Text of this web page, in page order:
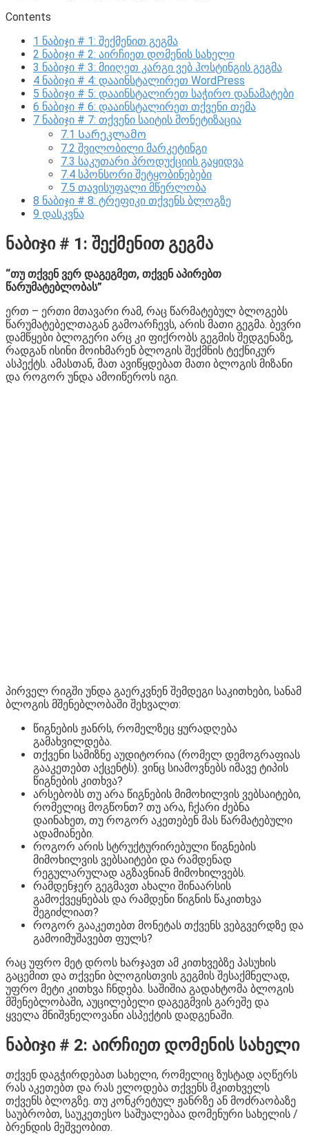
Contents
1 ნაბიჯი # 1: შექმენით გეგმა
2 ნაბიჯი # 2: აირჩიეთ დომენის სახელი
3 ნაბიჯი # 3: მიიღეთ კარგი ვებ ჰოსტინგის გეგმა
4 ნაბიჯი # 4: დააინსტალირეთ WordPress
5 ნაბიჯი # 5: დააინსტალირეთ საჭირო დანამატები
6 ნაბიჯი # 6: დააინსტალირეთ თქვენი თემა
7 ნაბიჯი # 7: თქვენი საიტის მონეტიზაცია
7.1 Სარეკლამო
7.2 შვილობილი მარკეტინგი
7.3 საკუთარი პროდუქციის გაყიდვა
7.4 სპონსორი შეტყობინებები
7.5 თავისუფალი მწერლობა
8 ნაბიჯი # 8: ტრეფიკი თქვენს ბლოგზე
9 დასკვნა
ნაბიჯი # 1: შექმენით გეგმა
“თუ თქვენ ვერ დაგეგმეთ, თქვენ აპირებთ
წარუმატებლობას”
ერთ – ერთი მთავარი რამ, რაც წარმატებულ ბლოგებს
წარუმატებელთაგან გამოარჩევს, არის მათი გეგმა. ბევრი
დამწყები ბლოგერი არც კი ფიქრობს გეგმის შედგენაზე,
რადგან ისინი მოიხმარენ ბლოგის შექმნის ტექნიკურ
ასპექტს. ამასთან, მათ ავიწყდებათ მათი ბლოგის მიზანი
და როგორ უნდა ამოიწეროს იგი.
პირველ რიგში უნდა გაერკვნენ შემდეგი საკითხები, სანამ
ბლოგის მშენებლობაში შეხვალთ:
წიგნების ჟანრს, რომელზეც ყურადღება
გამახვილდება.
თქვენი სამიზნე აუდიტორია (რომელ დემოგრაფიას
გააკეთებთ აქცენტს). ვინც სიამოვნებს იმავე ტიპის
წიგნების კითხვა?
არსებობს თუ არა წიგნების მიმოხილვის ვებსაიტები,
რომელიც მოგწონთ? თუ არა, ჩქარი ძებნა
დაინახეთ, თუ როგორ აკეთებენ მას წარმატებული
ადამიანები.
როგორ არის სტრუქტურირებული წიგნების
მიმოხილვის ვებსაიტები და რამდენად
რეგულარულად აგზავნიან მიმოხილვებს.
რამდენჯერ გეგმავთ ახალი შინაარსის
გამოქვეყნებას და რამდენი წიგნის წაკითხვა
შეგიძლიათ?
როგორ გააკეთებთ მონეტას თქვენს ვებგვერდზე და
გამოიმუშავებთ ფულს?
რაც უფრო მეტ დროს ხარჯავთ ამ კითხვებზე პასუხის
გაცემით და თქვენი ბლოგისთვის გეგმის შესაქმნელად,
უფრო მეტი კითხვა ჩნდება. საშიშია გადახტომა ბლოგის
მშენებლობაში, აუცილებელი დაგეგმვის გარეშე და
ყველა მნიშვნელოვანი ასპექტის დადგენაში.
ნაბიჯი # 2: აირჩიეთ დომენის სახელი
თქვენ დაგჭირდებათ სახელი, რომელიც ზუსტად აღწერს
რას აკეთებთ და რას ელოდება თქვენს მკითხველს
თქვენს ბლოგზე. თუ კონკრეტულ ჟანრზე ან მოძრაობაზე
საუბრობთ, საუკეთესო საშუალებაა დომენური სახელის /
ბრენდის მეშვეობით.